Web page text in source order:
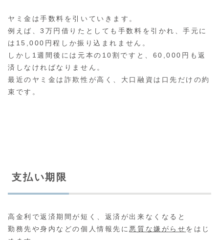
ヤミ金は手数料を引いていきます。
例えば、3万円借りたとしても手数料を引かれ、手元に
は15,000円程しか振り込まれません。
しかし1週間後には元本の10割ですと、60,000円も返
済しなければなりません。
最近のヤミ金は詐欺性が高く、大口融資は口先だけの約
束です。
支払い期限
高金利で返済期間が短く、返済が出来なくなると
勤務先や身内などの個人情報先に 悪質な嫌がらせをはじ